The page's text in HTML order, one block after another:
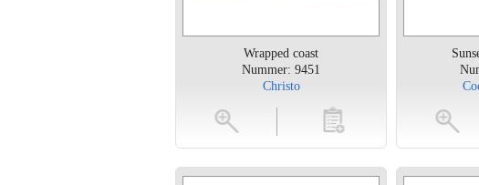
Wrapped coast
Nummer: 9451
Christo
toevoegen vergroten